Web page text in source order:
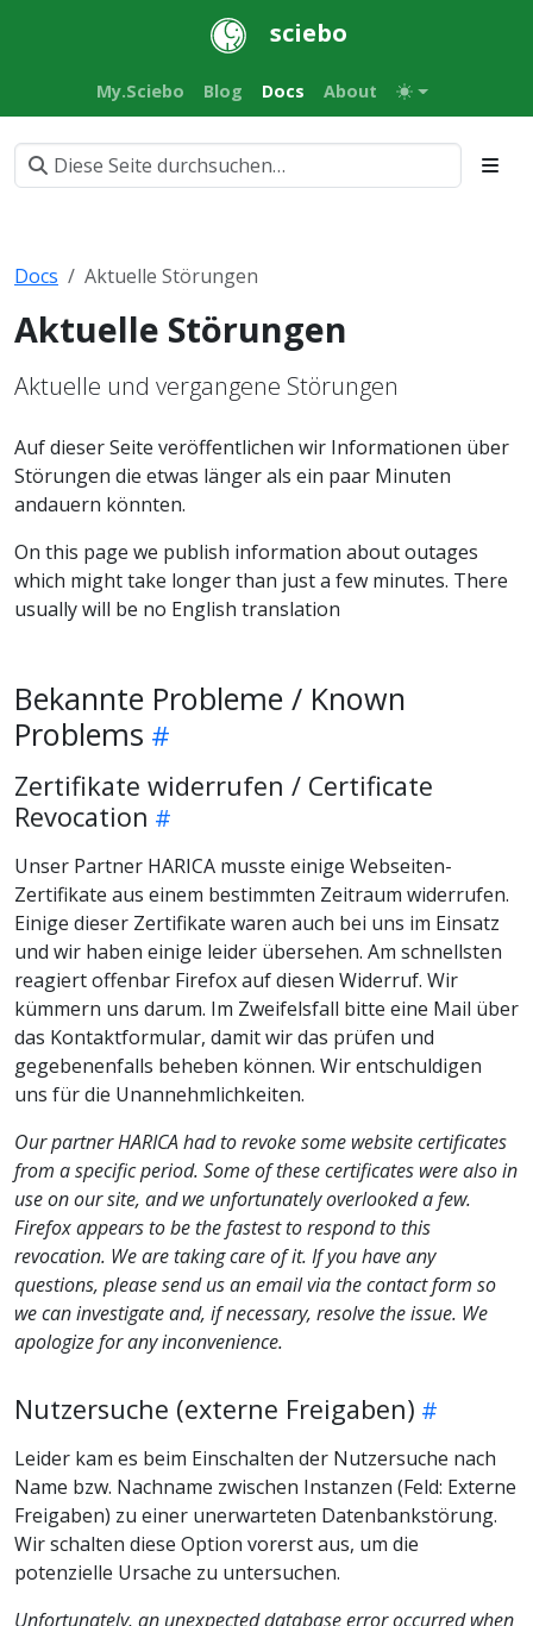
sciebo
My.Sciebo Blog Docs About
Docs Aktuelle Störungen
Aktuelle Störungen
Aktuelle und vergangene Störungen
Auf dieser Seite veröffentlichen wir Informationen über
Störungen die etwas länger als ein paar Minuten
andauern könnten.
On this page we publish information about outages
which might take longer than just a few minutes. There
usually will be no English translation
Bekannte Probleme / Known
Problems
Zertifikate widerrufen / Certificate
Revocation
Unser Partner HARICA musste einige Webseiten-
Zertifikate aus einem bestimmten Zeitraum widerrufen.
Einige dieser Zertifikate waren auch bei uns im Einsatz
und wir haben einige leider übersehen. Am schnellsten
reagiert offenbar Firefox auf diesen Widerruf. Wir
kümmern uns darum. Im Zweifelsfall bitte eine Mail über
das Kontaktformular, damit wir das prüfen und
gegebenenfalls beheben können. Wir entschuldigen
uns für die Unannehmlichkeiten.
Our partner HARICA had to revoke some website certificates
from a specific period. Some of these certificates were also in
use on our site, and we unfortunately overlooked a few.
Firefox appears to be the fastest to respond to this
revocation. We are taking care of it. If you have any
questions, please send us an email via the contact form so
we can investigate and, if necessary, resolve the issue. We
apologize for any inconvenience.
Nutzersuche (externe Freigaben)
Leider kam es beim Einschalten der Nutzersuche nach
Name bzw. Nachname zwischen Instanzen (Feld: Externe
Freigaben) zu einer unerwarteten Datenbankstörung.
Wir schalten diese Option vorerst aus, um die
potenzielle Ursache zu untersuchen.
Unfortunately, an unexpected database error occurred when